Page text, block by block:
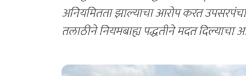
अनियमितता झाल्याचा आरोप करत
तलाठीने नियमबाह्य पद्धतीने मदत दिल्याचा